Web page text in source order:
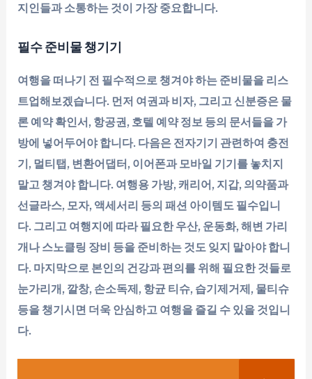
지인들과 소통하는 것이 가장 중요합니다.
필수 준비물 챙기기
여행을 떠나기 전 필수적으로 챙겨야 하는 준비물을 리스
트업해보겠습니다. 먼저 여권과 비자, 그리고 신분증은 물
론 예약 확인서, 항공권, 호텔 예약 정보 등의 문서들을 가
방에 넣어두어야 합니다. 다음은 전자기기 관련하여 충전
기, 멀티탭, 변환어댑터, 이어폰과 모바일 기기를 놓치지
말고 챙겨야 합니다. 여행용 가방, 캐리어, 지갑, 의약품과
선글라스, 모자, 액세서리 등의 패션 아이템도 필수입니
다. 그리고 여행지에 따라 필요한 우산, 운동화, 해변 가리
개나 스노클링 장비 등을 준비하는 것도 잊지 말아야 합니
다. 마지막으로 본인의 건강과 편의를 위해 필요한 것들로
눈가리개, 깔창, 손소독제, 항균 티슈, 습기제거제, 물티슈
등을 챙기시면 더욱 안심하고 여행을 즐길 수 있을 것입니
다.